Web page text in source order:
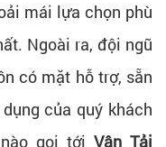
mái lựa chọn phù
Ngoài ra, đội ngũ
có mặt hỗ trợ, sẵn
của quý khách
nào gọi tớiVận Tải